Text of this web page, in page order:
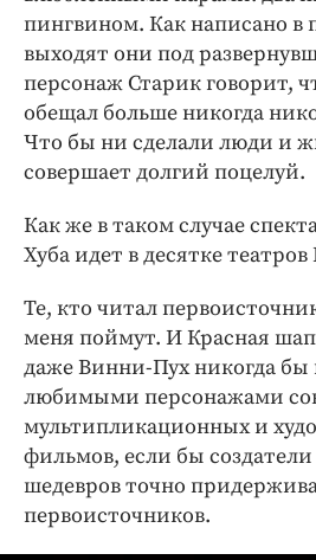
пингвином. Как написано в
выходят они под
персонаж Старик говорит,
обещал больше никогда
Что бы ни сделали люди и
совершает долгий поцелуй.
Как же в таком случае
Хуба идет в десятке театров
Те, кто читал
меня поймут. И Красная
даже Винни-Пух никогда бы
любимыми персонажами
мультипликационных и
фильмов, если бы
шедевров точно
первоисточников.